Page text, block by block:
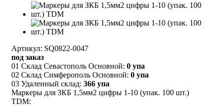
Артикул: SQ0822-0047
под заказ
01 Склад Севастополь Основной: 0 упа
02 Склад Симферополь Основной: 0 упа
03 Удаленный склад: 366 упа
Маркеры для ЗКБ 1,5мм2 цифры 1-10 (упак. 100 шт.)
TDM: